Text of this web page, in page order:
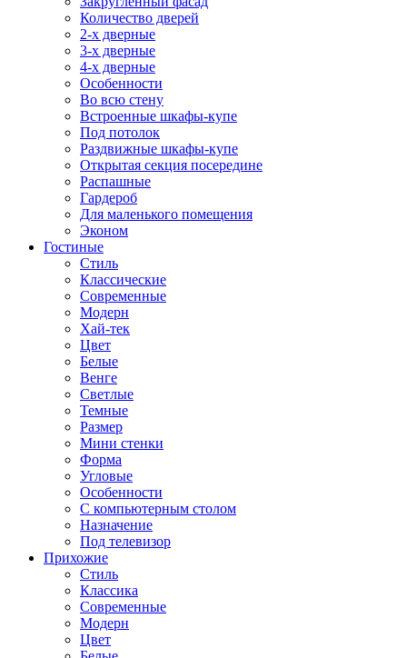
Количество дверей
2-х дверные
3-х дверные
4-х дверные
Особенности
Во всю стену
Встроенные шкафы-купе
Под потолок
Раздвижные шкафы-купе
Открытая секция посередине
Распашные
Гардероб
Для маленького помещения
Эконом
Гостиные
Стиль
Классические
Современные
Модерн
Хай-тек
Цвет
Белые
Венге
Светлые
Темные
Размер
Мини стенки
Форма
Угловые
Особенности
С компьютерным столом
Назначение
Под телевизор
Прихожие
Стиль
Классика
Современные
Модерн
Цвет